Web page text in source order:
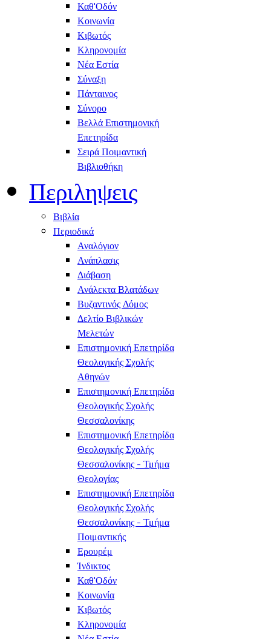
Καθ'Οδόν
Κοινωνία
Κιβωτός
Κληρονομία
Νέα Εστία
Σύναξη
Πάνταινος
Σύνορο
Βελλά Επιστημονική
Επετηρίδα
Σειρά Ποιμαντική
Βιβλιοθήκη
Περιληψεις
Βιβλία
Περιοδικά
Αναλόγιον
Ανάπλασις
Διάβαση
Ανάλεκτα Βλατάδων
Βυζαντινός Δόμος
Δελτίο Βιβλικών
Μελετών
Επιστημονική Επετηρίδα
Θεολογικής Σχολής
Αθηνών
Επιστημονική Επετηρίδα
Θεολογικής Σχολής
Θεσσαλονίκης
Επιστημονική Επετηρίδα
Θεολογικής Σχολής
Θεσσαλονίκης - Τμήμα
Θεολογίας
Επιστημονική Επετηρίδα
Θεολογικής Σχολής
Θεσσαλονίκης - Τμήμα
Ποιμαντικής
Ερουρέμ
Ίνδικτος
Καθ'Οδόν
Κοινωνία
Κιβωτός
Κληρονομία